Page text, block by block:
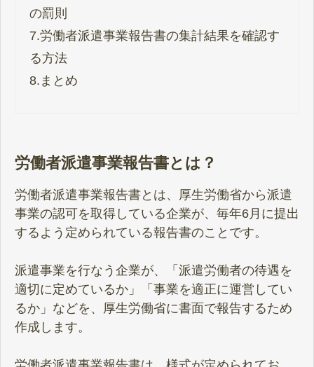
の罰則
7.労働者派遣事業報告書の集計結果を確認す
る方法
8. まとめ
労働者派遣事業報告書とは？
労働者派遣事業報告書とは、厚生労働省から派遣
事業の認可を取得している企業が、毎年6月に提出
するよう定められている報告書のことです。
派遣事業を行なう企業が、「派遣労働者の待遇を
適切に定めているか」「事業を適正に運営してい
るか」などを、厚生労働省に書面で報告するため
作成します。